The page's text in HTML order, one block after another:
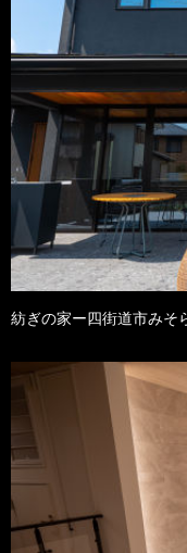
紡ぎの家ー四街道市みそ